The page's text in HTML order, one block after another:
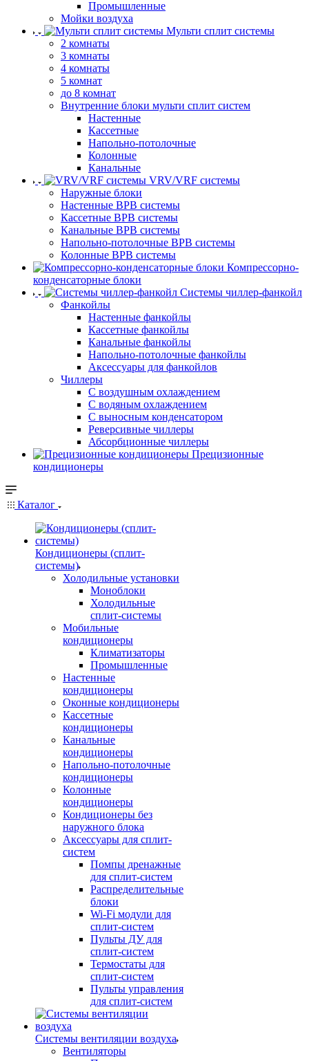
Промышленные
Мойки воздуха
Мульти сплит системы
2 комнаты
3 комнаты
4 комнаты
5 комнат
до 8 комнат
Внутренние блоки мульти сплит систем
Настенные
Кассетные
Напольно-потолочные
Колонные
Канальные
VRV/VRF системы
Наружные блоки
Настенные ВРВ системы
Кассетные ВРВ системы
Канальные ВРВ системы
Напольно-потолочные ВРВ системы
Колонные ВРВ системы
Компрессорно-
конденсаторные блоки
Системы чиллер-фанкойл
Фанкойлы
Настенные фанкойлы
Кассетные фанкойлы
Канальные фанкойлы
Напольно-потолочные фанкойлы
Аксессуары для фанкойлов
Чиллеры
С воздушным охлаждением
С водяным охлаждением
С выносным конденсатором
Реверсивные чиллеры
Абсорбционные чиллеры
Прецизионные
кондиционеры
Каталог
Кондиционеры (сплит-
системы)
Холодильные установки
Моноблоки
Холодильные
сплит-системы
Мобильные
кондиционеры
Климатизаторы
Промышленные
Настенные
кондиционеры
Оконные кондиционеры
Кассетные
кондиционеры
Канальные
кондиционеры
Напольно-потолочные
кондиционеры
Колонные
кондиционеры
Кондиционеры без
наружного блока
Аксессуары для сплит-
систем
Помпы дренажные
для сплит-систем
Распределительные
блоки
Wi-Fi модули для
сплит-систем
Пульты ДУ для
сплит-систем
Термостаты для
сплит-систем
Пульты управления
для сплит-систем
Системы вентиляции воздуха
Вентиляторы